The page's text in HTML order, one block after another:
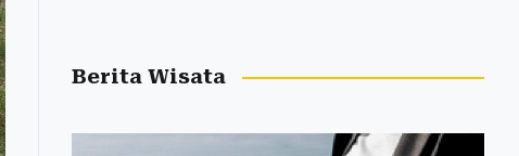
Berita Wisata